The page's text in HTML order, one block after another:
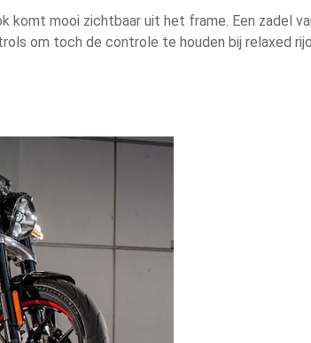
mooi zichtbaar uit het frame. Een zadel
om toch de controle te houden bij relaxed